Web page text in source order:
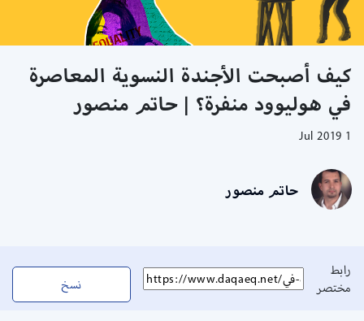
كيف أصبحت الأجندة النسوية المعاصرة
في هوليوود منفرة؟ | حاتم منصور
1 Jul 2019
حاتم منصور
رابط
مختصر
نسخ